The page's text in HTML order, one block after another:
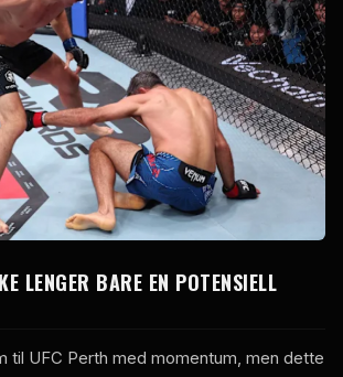
LENGER BARE EN POTENSIELL
til UFC Perth med momentum, men dette